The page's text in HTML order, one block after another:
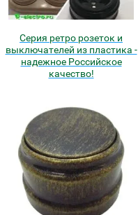
Серия ретро розеток и
выключателей из пластика -
надежное Российское
качество!